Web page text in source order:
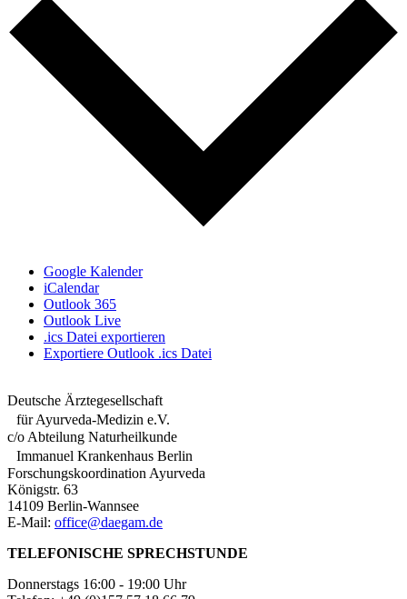
Google Kalender
iCalendar
Outlook 365
Outlook Live
.ics Datei exportieren
Exportiere Outlook .ics Datei
Deutsche Ärztegesellschaft
für Ayurveda-Medizin e.V.
c/o Abteilung Naturheilkunde
Immanuel Krankenhaus Berlin
Forschungskoordination Ayurveda
Königstr. 63
14109 Berlin-Wannsee
E-Mail: office@daegam.de
TELEFONISCHE SPRECHSTUNDE
Donnerstags 16:00 - 19:00 Uhr